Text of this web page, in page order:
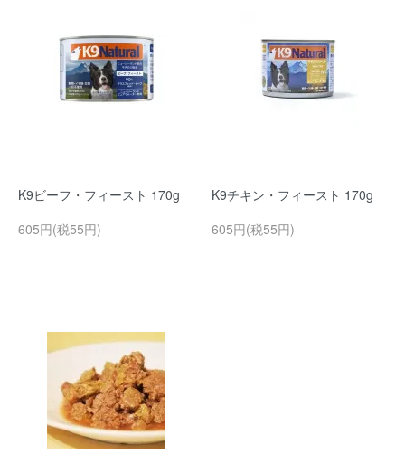
K9ビーフ・フィースト 170g
605円(税55円)
K9チキン・フィースト 170g
605円(税55円)